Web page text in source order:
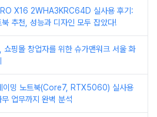
X16 2WHA3KRC64D 실사용 후기:
추천, 성능과 디자인 모두 잡았다!
쇼핑몰 창업자를 위한 슈가맨워크 서울 화
이밍 노트북(Core7, RTX5060) 실사용
업무까지 완벽 분석